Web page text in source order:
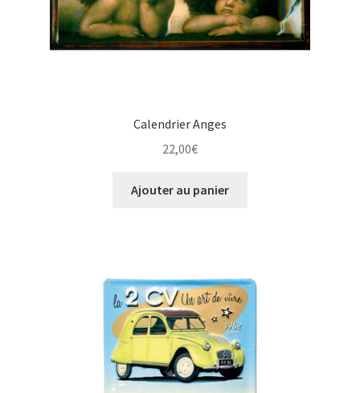
Calendrier Anges
22,00€
Ajouter au panier